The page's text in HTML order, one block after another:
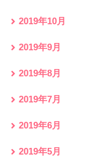
2019年10月
2019年9月
2019年8月
2019年7月
2019年6月
2019年5月